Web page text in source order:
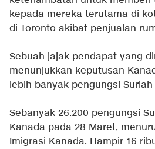
kepada mereka terutama di
di Toronto akibat penjualan
Sebuah jajak pendapat yang
menunjukkan keputusan
lebih banyak pengungsi
Sebanyak 26.200 pengungsi
Kanada pada 28 Maret,
Imigrasi Kanada. Hampir 16